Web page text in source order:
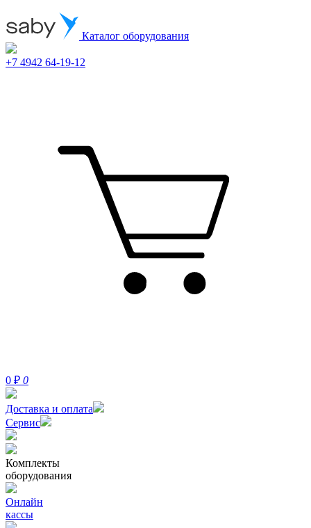
Каталог оборудования
+7 4942 64-19-12
0 ₽ 0
Доставка и оплата
Сервис
Комплекты
оборудования
Онлайн
кассы